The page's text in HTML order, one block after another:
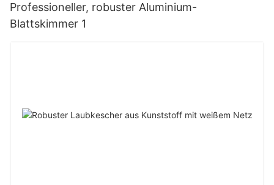
Professioneller, robuster Aluminium-
Blattskimmer 1